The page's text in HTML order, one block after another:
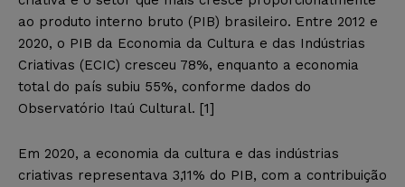
ao produto interno bruto (PIB) brasileiro. Entre 2012 e
2020, o PIB da Economia da Cultura e das Indústrias
Criativas (ECIC) cresceu 78%, enquanto a economia
total do país subiu 55%, conforme dados do
Observatório Itaú Cultural. [1]
Em 2020, a economia da cultura e das indústrias
criativas representava 3,11% do PIB, com a contribuição